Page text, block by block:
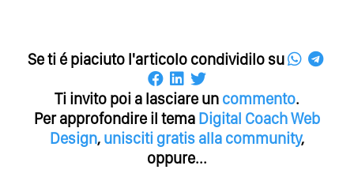
Se ti é piaciuto l'articolo condividilo su
Ti invito poi a lasciare un commento.
Per approfondire il tema Digital CoachWeb
Design, unisciti gratis alla community,
oppure...